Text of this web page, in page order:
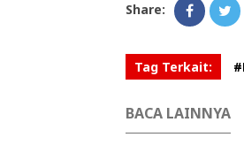
Share:
Tag Terkait:
BACA LAINNYA